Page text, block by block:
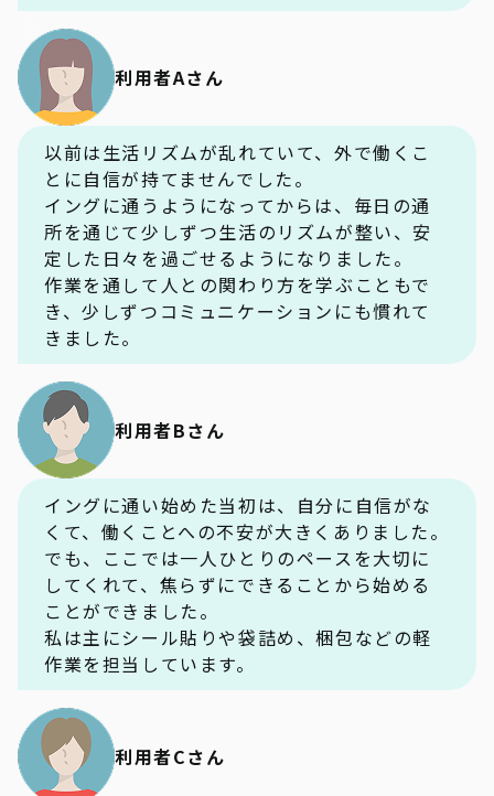
利用者Aさん
以前は生活リズムが乱れていて、外で働くこ
とに自信が持てませんでした。
イングに通うようになってからは、毎日の通
所を通じて少しずつ生活のリズムが整い、安
定した日々を過ごせるようになりました。
作業を通して人との関わり方を学ぶこともで
き、少しずつコミュニケーションにも慣れて
きました。
利用者Bさん
イングに通い始めた当初は、自分に自信がな
くて、働くことへの不安が大きくありました。
でも、ここでは一人ひとりのペースを大切に
してくれて、焦らずにできることから始める
ことができました。
私は主にシール貼りや袋詰め、梱包などの軽
作業を担当しています。
利用者Cさん